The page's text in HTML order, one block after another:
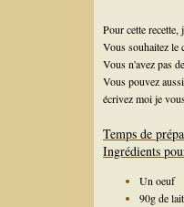
Pour cette
Vous souhaitez le
Vous n'avez pas
Vous pouvez
écrivez moi je
Temps de
Ingrédients
Un oeuf
90g de lait